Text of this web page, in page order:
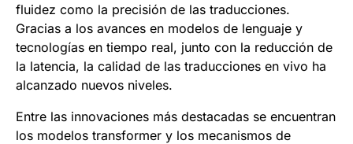
fluidez como la precisión de las traducciones.
Gracias a los avances en modelos de lenguaje y
tecnologías en tiempo real, junto con la reducción de
la latencia, la calidad de las traducciones en vivo ha
alcanzado nuevos niveles.
Entre las innovaciones más destacadas se encuentran
los modelos transformer y los mecanismos de